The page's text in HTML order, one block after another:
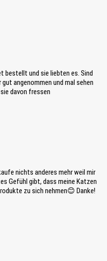
bestellt und sie liebten es. Sind
angenommen und mal sehen
davon fressen
nichts anderes mehr weil mir
Gefühl gibt, dass meine Katzen
zu sich nehmen😊 Danke!